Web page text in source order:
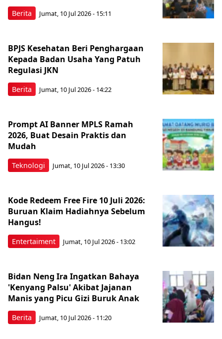
Berita Jumat, 10 Jul 2026 - 15:11
Berita
BPJS Kesehatan Beri Penghargaan
Kepada Badan Usaha Yang Patuh
Regulasi JKN
Jumat, 10 Jul 2026 - 14:22
Teknologi
Prompt AI Banner MPLS Ramah
2026, Buat Desain Praktis dan
Mudah
Jumat, 10 Jul 2026 - 13:30
Entertaiment
Kode Redeem Free Fire 10 Juli 2026:
Buruan Klaim Hadiahnya Sebelum
Hangus!
Jumat, 10 Jul 2026 - 13:02
Berita
Bidan Neng Ira Ingatkan Bahaya
'Kenyang Palsu' Akibat Jajanan
Manis yang Picu Gizi Buruk Anak
Jumat, 10 Jul 2026 - 11:20